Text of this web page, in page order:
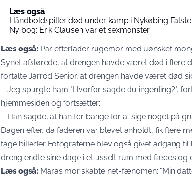
Læs også
Håndboldspiller død under kamp i Nykøbing
Ny bog: Erik Clausen var et sexmonster
Læs også: Par efterlader rugemor med uønsket
Synet afslørede, at drengen havde været død i flere
fortalte Jarrod Senior, at drengen havde været død
– Jeg spurgte ham "Hvorfor sagde du ingenting?",
hjemmesiden og fortsætter:
– Han sagde, at han for bange for at sige noget på
Dagen efter, da faderen var blevet anholdt, fik flere
tage billeder. Fotograferne blev også givet adgang
dreng endte sine dage i et usselt rum med fæces og
Læs også: Maras mor skabte net-fænomen: "Min